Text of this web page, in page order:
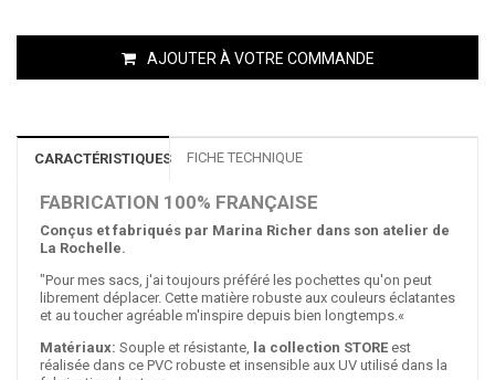
AJOUTER À VOTRE COMMANDE
CARACTÉRISTIQUES FICHE TECHNIQUE
FABRICATION 100% FRANÇAISE
Conçus et fabriqués par Marina Richer dans son atelier de
La Rochelle.
"Pour mes sacs, j'ai toujours préféré les pochettes qu'on peut
librement déplacer. Cette matière robuste aux couleurs éclatantes
et au toucher agréable m'inspire depuis bien longtemps.«
Matériaux: Souple et résistante, la collection STORE est
réalisée dans ce PVC robuste et insensible aux UV utilisé dans la